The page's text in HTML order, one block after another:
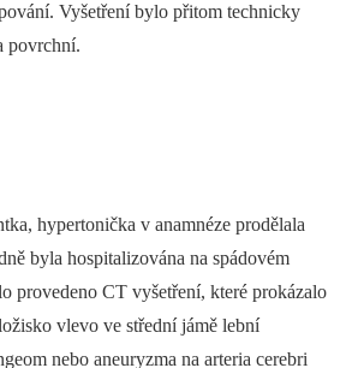
Vyšetření bylo přitom technicky
povrchní.
hypertonička v anamnéze prodělala
byla hospitalizována na spádovém
provedeno CT vyšetření, které prokázalo
vlevo ve střední jámě lební
nebo aneuryzma na arteria cerebri